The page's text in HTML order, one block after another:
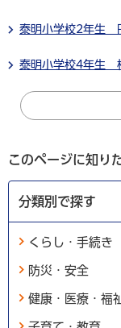
泰明小学校2年生
泰明小学校4年生
このページに知り
分類別で探す
くらし・手続き
防災・安全
健康・医療・福